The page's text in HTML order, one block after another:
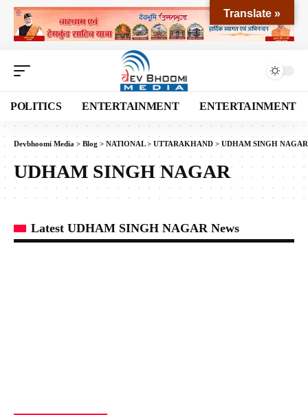
POLITICS ENTERTAINMENT ENTERTAINMENT
Devbhoomi Media > Blog > NATIONAL> UTTARAKHAND > UDHAM SINGH NAGAR
UDHAM SINGH NAGAR
Latest UDHAM SINGH NAGAR News
Translate »